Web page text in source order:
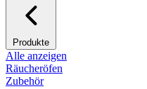
Produkte
Alle anzeigen
Räucheröfen
Zubehör